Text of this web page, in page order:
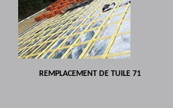
REMPLACEMENT DE TUILE 71